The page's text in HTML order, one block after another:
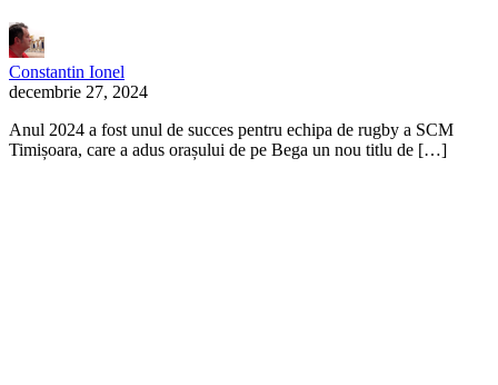
Constantin Ionel
decembrie 27, 2024
Anul 2024 a fost unul de succes pentru echipa de rugby a SCM
Timișoara, care a adus orașului de pe Bega un nou titlu de […]